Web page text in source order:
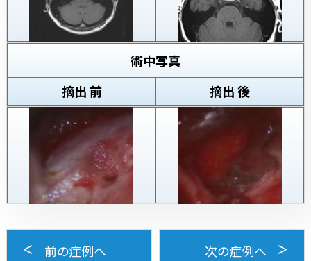
術中写真
摘出 前
摘出 後
前の症例へ 次の症例へ